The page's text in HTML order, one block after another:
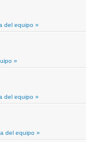
del equipo »
»
del equipo »
del equipo »